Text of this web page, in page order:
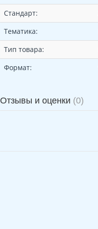
Стандарт:
Тематика:
Тип товара:
Формат:
Отзывы и оценки (0)